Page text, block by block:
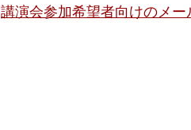
講演会参加希望者向けのメ